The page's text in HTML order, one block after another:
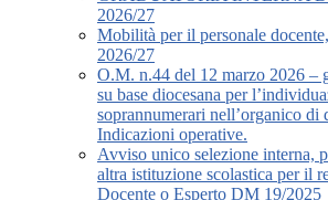
2026/27
Mobilità per il personale
2026/27
O.M. n.44 del 12 marzo 2026 –
su base diocesana per
soprannumerari nell’organico di
Indicazioni operative.
Avviso unico selezione interna,
altra istituzione scolastica per il
Docente o Esperto DM 19/2025